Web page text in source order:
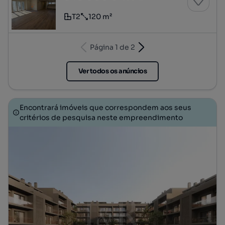
Tipologia
T2
Preço por metro quadrado
120 m²
Página 1 de 2
Ver todos os anúncios
Encontrará imóveis que correspondem aos seus
critérios de pesquisa neste empreendimento